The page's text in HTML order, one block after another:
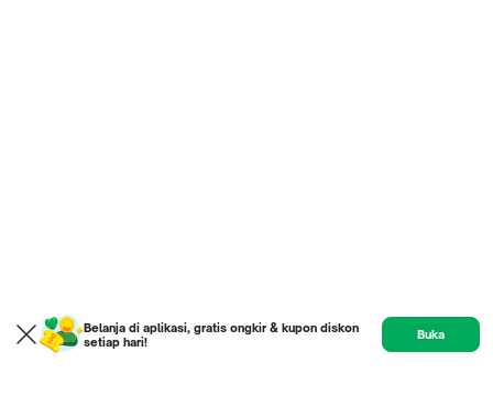
Belanja di aplikasi, gratis ongkir & kupon diskon
setiap hari!
Buka